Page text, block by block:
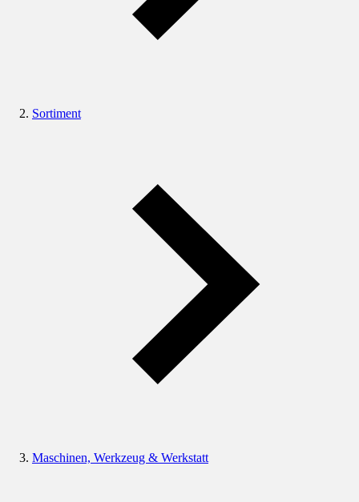
Sortiment
Maschinen, Werkzeug & Werkstatt